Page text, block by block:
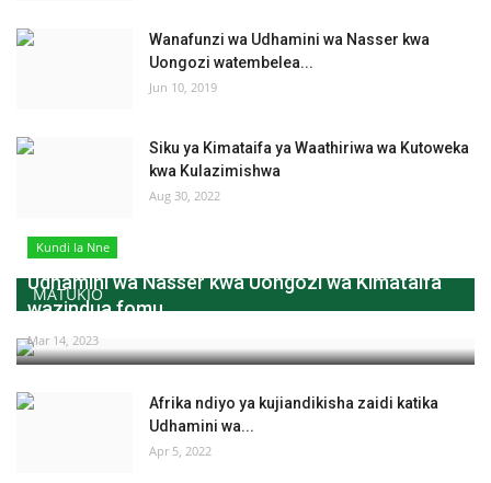
Wanafunzi wa Udhamini wa Nasser kwa
Uongozi watembelea...
Jun 10, 2019
Siku ya Kimataifa ya Waathiriwa wa Kutoweka
kwa Kulazimishwa
Aug 30, 2022
MATUKIO
Kundi la Nne
Udhamini wa Nasser kwa Uongozi wa Kimataifa
wazindua fomu...
Mar 14, 2023
Afrika ndiyo ya kujiandikisha zaidi katika
Udhamini wa...
Apr 5, 2022